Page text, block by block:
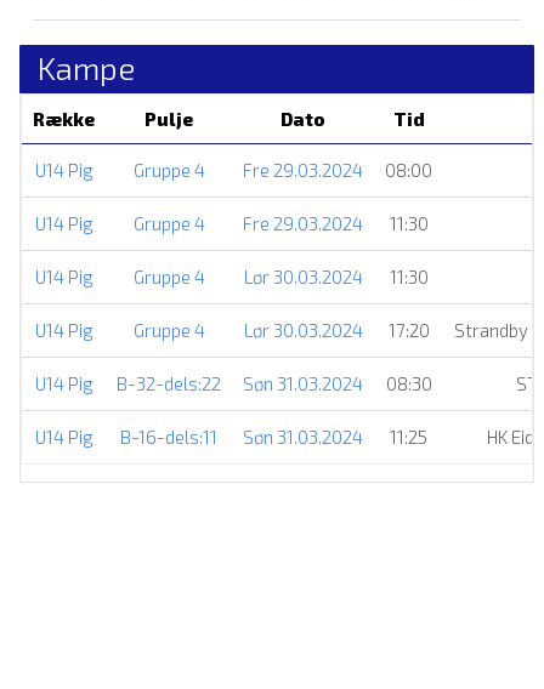
Kampe
Række Pulje Dato Tid
U14 Pig Gruppe 4 Fre 29.03.2024 08:00
U14 Pig Gruppe 4 Fre 29.03.2024 11:30
U14 Pig Gruppe 4 Lør 30.03.2024 11:30
U14 Pig Gruppe 4 Lør 30.03.2024 17:20 Strandby
U14 Pig B-32-dels:22 Søn 31.03.2024 08:30
U14 Pig B-16-dels:11 Søn 31.03.2024 11:25 HK